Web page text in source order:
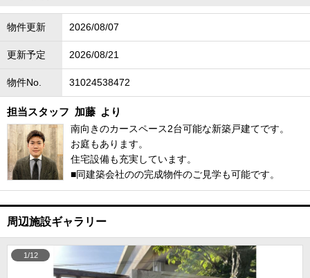
物件更新 2026/08/07
更新予定 2026/08/21
物件No. 31024538472
担当スタッフ 加藤 より
南向きのカースペース2台可能な新築戸建てです。
お庭もあります。
住宅設備も充実しています。
■同建築会社のの完成物件のご見学も可能です。
周辺施設ギャラリー
1/12